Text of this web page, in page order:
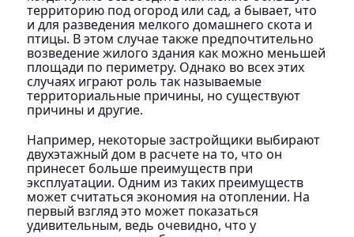
территорию под огород или сад, а бывает, что
и для разведения мелкого домашнего скота и
птицы. В этом случае также предпочтительно
возведение жилого здания как можно меньшей
площади по периметру. Однако во всех этих
случаях играют роль так называемые
территориальные причины, но существуют
причины и другие.
Например, некоторые застройщики выбирают
двухэтажный дом в расчете на то, что он
принесет больше преимуществ при
эксплуатации. Одним из таких преимуществ
может считаться экономия на отоплении. На
первый взгляд это может показаться
удивительным, ведь очевидно, что у